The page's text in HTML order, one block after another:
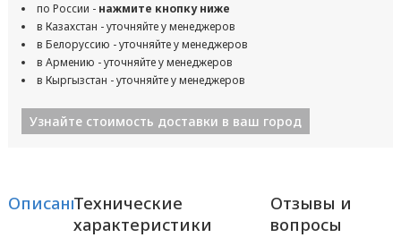
по России - нажмите кнопку ниже
в Казахстан - уточняйте у менеджеров
в Белоруссию - уточняйте у менеджеров
в Армению - уточняйте у менеджеров
в Кыргызстан - уточняйте у менеджеров
Узнайте стоимость доставки в ваш город
ОписаниеТехнические
характеристики
Отзывы и
вопросы